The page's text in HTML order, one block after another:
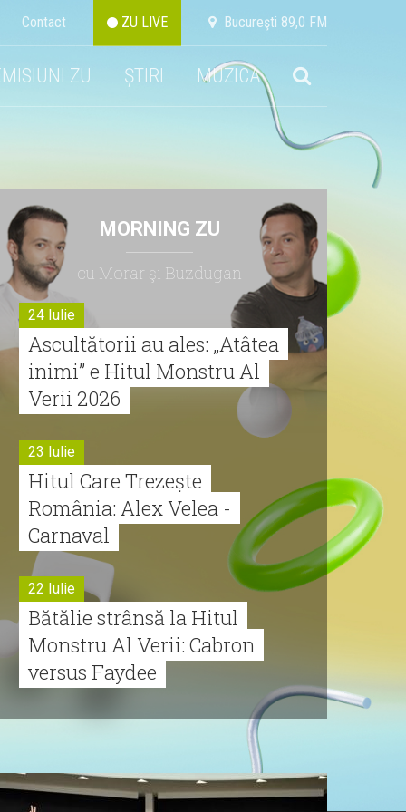
Contact ZU LIVE Bucureşti 89,0 FM
ZU ȘTIRI MUZICA
MORNING ZU
cu Morar şi Buzdugan
24 Iulie
Ascultătorii au ales: „Atâtea
inimi” e Hitul Monstru Al
Verii 2026
23 Iulie
Hitul Care Trezește
România: Alex Velea -
Carnaval
22 Iulie
Bătălie strânsă la Hitul
Monstru Al Verii: Cabron
versus Faydee
Cabron vine cu Hitul